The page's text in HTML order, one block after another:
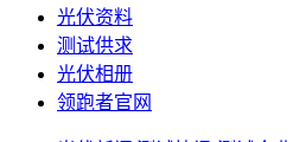
光伏资料
测试供求
光伏相册
领跑者官网